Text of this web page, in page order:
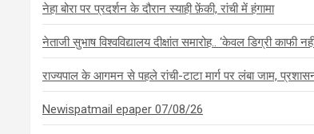
नेहा बोरा पर प्रदर्शन के दौरान स्याही फ़ेंकी, रांची में हंगामा
नेताजी सुभाष विश्वविद्यालय दीक्षांत समारोह.. ‘केवल डिग्री काफी
राज्यपाल के आगमन से पहले रांची-टाटा मार्ग पर लंबा जाम,
Newispatmail epaper 07/08/26